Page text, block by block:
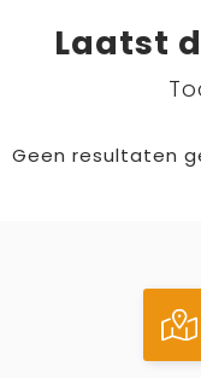
Laatst
Geen resultaten